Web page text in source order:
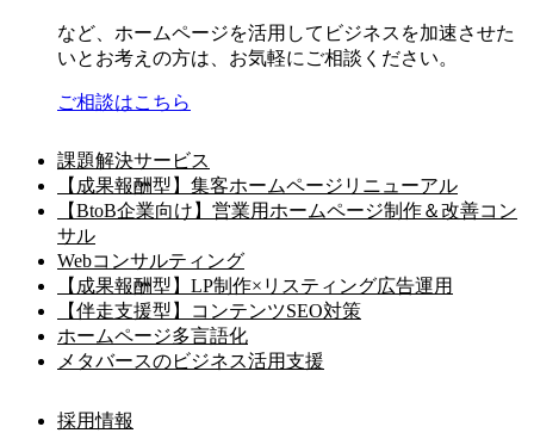
など、ホームページを活用してビジネスを加速させた
いとお考えの方は、お気軽にご相談ください。
ご相談はこちら
課題解決サービス
【成果報酬型】集客ホームページリニューアル
【BtoB企業向け】営業用ホームページ制作＆改善コン
サル
Webコンサルティング
【成果報酬型】LP制作×リスティング広告運用
【伴走支援型】コンテンツSEO対策
ホームページ多言語化
メタバースのビジネス活用支援
採用情報